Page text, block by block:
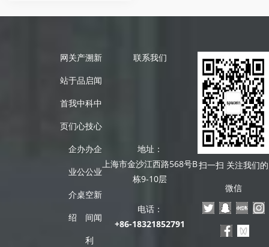
网
站
首
页
关
于
我
们
产
品
中
心
溯
启
科
技
新
闻
中
心
联系我们
企
业
介
绍
办
公
桌
办
公
空
间
利
企
业
新
闻
地址：
上海市金沙江西路568号B
栋9-10层
电话：
+86-18321852791
扫一扫 关注我们的
微信